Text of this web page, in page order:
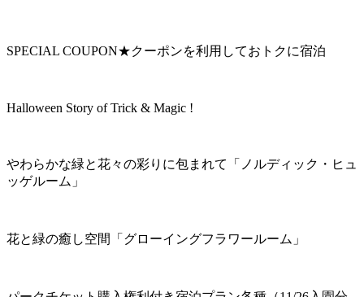
SPECIAL COUPON★クーポンを利用しておトクに宿泊
Halloween Story of Trick & Magic !
やわらかな緑と花々の彩りに包まれて「ノルディック・ヒュ
ッゲルーム」
花と緑の癒し空間「グローイングフラワールーム」